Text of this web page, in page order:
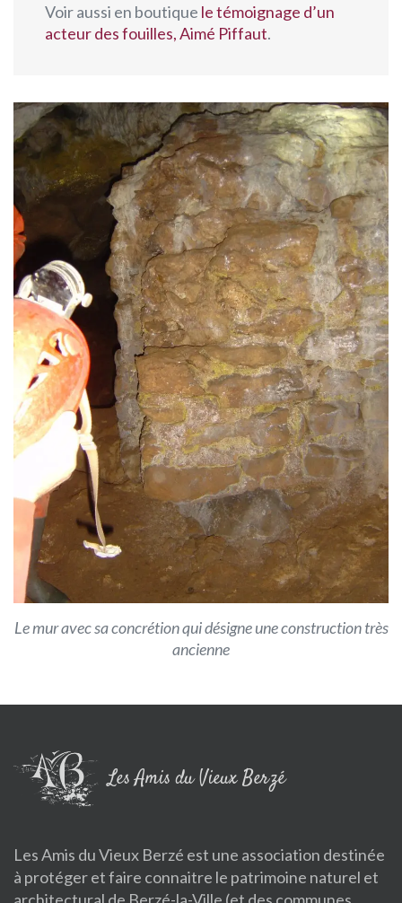
Voir aussi en boutique le témoignage d’un
acteur des fouilles, Aimé Piffaut.
Le mur avec sa concrétion qui désigne une construction très
ancienne
Les Amis du Vieux Berzé
Les Amis du Vieux Berzé est une association destinée
à protéger et faire connaitre le patrimoine naturel et